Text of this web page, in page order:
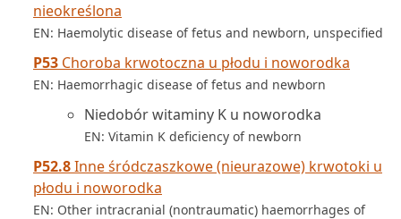
nieokreślona
EN: Haemolytic disease of fetus and newborn, unspecified
P53 Choroba krwotoczna u płodu i noworodka
EN: Haemorrhagic disease of fetus and newborn
Niedobór witaminy K u noworodka
EN: Vitamin K deficiency of newborn
P52.8Inne śródczaszkowe (nieurazowe) krwotoki u
płodu i noworodka
EN: Other intracranial (nontraumatic) haemorrhages of